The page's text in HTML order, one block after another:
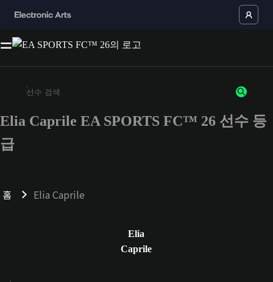
최소 3자 이상의 문자 또는 숫자를 입력하세요
Elia Caprile EA SPORTS FC™ 26 선수 등
급
홈 Elia Caprile
Elia
Caprile